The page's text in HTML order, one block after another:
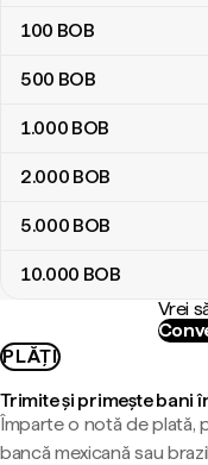
100 BOB
500 BOB
1.000 BOB
2.000 BOB
5.000 BOB
10.000 BOB
Vrei
PLĂȚI
Trimite și primește bani
Împarte o notă de plată,
bancă mexicană sau